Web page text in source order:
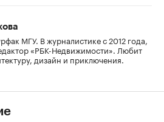
МГУ. В журналистике с 2012 года,
«РБК-Недвижимости». Любит
дизайн и приключения.